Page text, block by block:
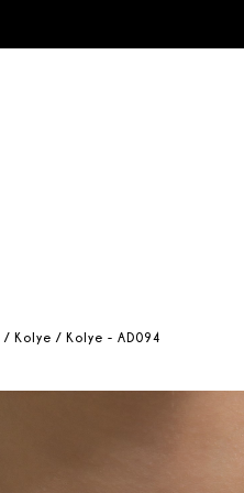
/ Kolye / Kolye - AD094